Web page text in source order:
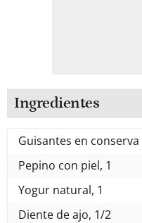
Ingredientes
Guisantes en
Pepino con piel, 1
Yogur natural, 1
Diente de ajo, 1/2